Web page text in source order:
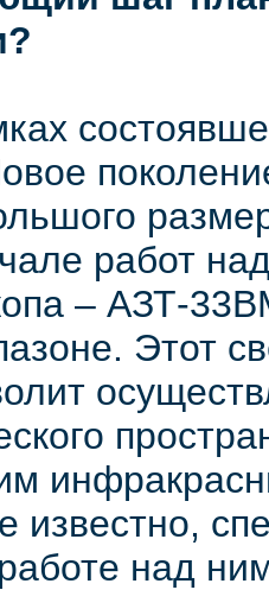
работ
– АЗТ-
Этот
известно,
над